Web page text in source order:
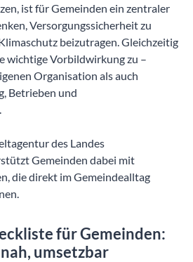
ist für Gemeinden ein zentraler
Versorgungssicherheit zu
beizutragen. Gleichzeitig
wichtige Vorbildwirkung zu –
Organisation als auch
Betrieben und
des Landes
Gemeinden dabei mit
die direkt im Gemeindealltag
für Gemeinden:
umsetzbar